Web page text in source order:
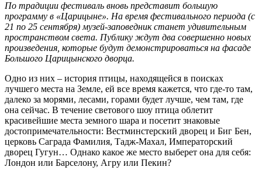
По традиции фестиваль вновь представит большую
программу в «Царицыне». На время фестивального периода (с
21 по 25 сентября) музей-заповедник станет удивительным
пространством света. Публику ждут два совершенно новых
произведения, которые будут демонстрироваться на фасаде
Большого Царицынского дворца.
Одно из них – история птицы, находящейся в поисках
лучшего места на Земле, ей все время кажется, что где-то там,
далеко за морями, лесами, горами будет лучше, чем там, где
она сейчас. В течение светового шоу птица облетит
красивейшие места земного шара и посетит знаковые
достопримечательности: Вестминстерский дворец и Биг Бен,
церковь Саграда Фамилия, Тадж-Махал, Императорский
дворец Гугун… Однако какое же место выберет она для себя:
Лондон или Барселону, Агру или Пекин?